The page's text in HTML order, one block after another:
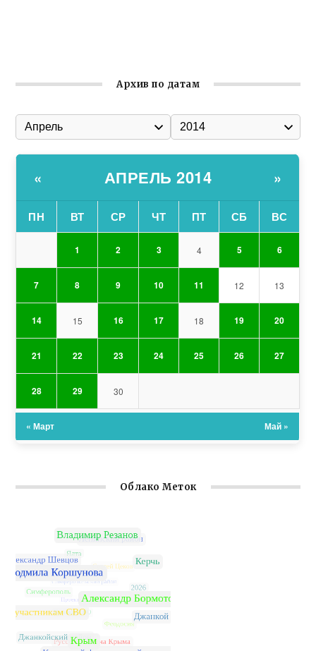
Архив по датам
« АПРЕЛЬ 2014 »
ПН ВТ СР ЧТ ПТ СБ ВС
1 2 3 4 5 6
7 8 9 10 11 12 13
14 15 16 17 18 19 20
21 22 23 24 25 26 27
28 29 30
« Март Май »
Облако Меток